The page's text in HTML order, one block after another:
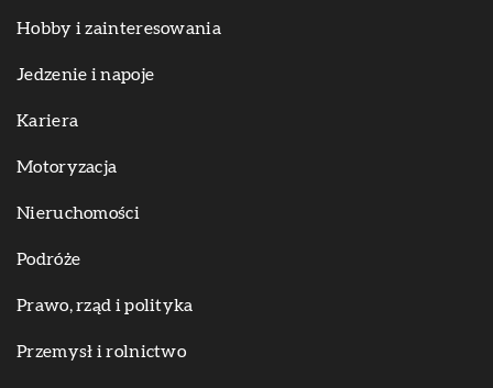
Hobby i zainteresowania
Jedzenie i napoje
Kariera
Motoryzacja
Nieruchomości
Podróże
Prawo, rząd i polityka
Przemysł i rolnictwo